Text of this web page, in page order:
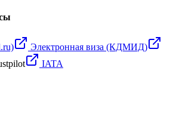
Электронная виза (КДМИД)
IATA